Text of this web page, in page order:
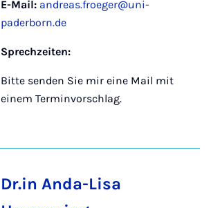
E-Mail: andreas.froeger@uni-
paderborn.de
Sprechzeiten:
Bitte senden Sie mir eine Mail mit
einem Terminvorschlag.
Dr.in Anda-Lisa